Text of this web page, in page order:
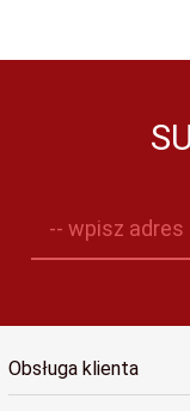
-- wpisz adres
Obsługa klienta